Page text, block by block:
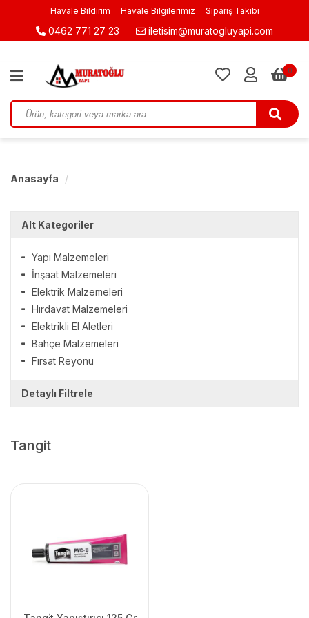
Havale Bildirim Havale Bilgilerimiz Sipariş Takibi
0462 771 27 23 iletisim@muratogluyapi.com
0
Anasayfa
Alt Kategoriler
Yapı Malzemeleri
İnşaat Malzemeleri
Elektrik Malzemeleri
Hırdavat Malzemeleri
Elektrikli El Aletleri
Bahçe Malzemeleri
Fırsat Reyonu
Detaylı Filtrele
Tangit